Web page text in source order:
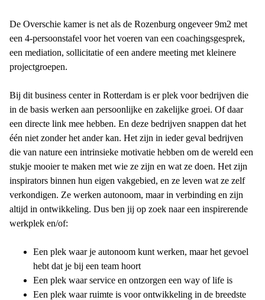
De Overschie kamer is net als de Rozenburg ongeveer 9m2 met
een 4-persoonstafel voor het voeren van een coachingsgesprek,
een mediation, sollicitatie of een andere meeting met kleinere
projectgroepen.
Bij dit business center in Rotterdam is er plek voor bedrijven die
in de basis werken aan persoonlijke en zakelijke groei. Of daar
een directe link mee hebben. En deze bedrijven snappen dat het
één niet zonder het ander kan. Het zijn in ieder geval bedrijven
die van nature een intrinsieke motivatie hebben om de wereld een
stukje mooier te maken met wie ze zijn en wat ze doen. Het zijn
inspirators binnen hun eigen vakgebied, en ze leven wat ze zelf
verkondigen. Ze werken autonoom, maar in verbinding en zijn
altijd in ontwikkeling. Dus ben jij op zoek naar een inspirerende
werkplek en/of:
Een plek waar je autonoom kunt werken, maar het gevoel
hebt dat je bij een team hoort
Een plek waar service en ontzorgen een way of life is
Een plek waar ruimte is voor ontwikkeling in de breedste